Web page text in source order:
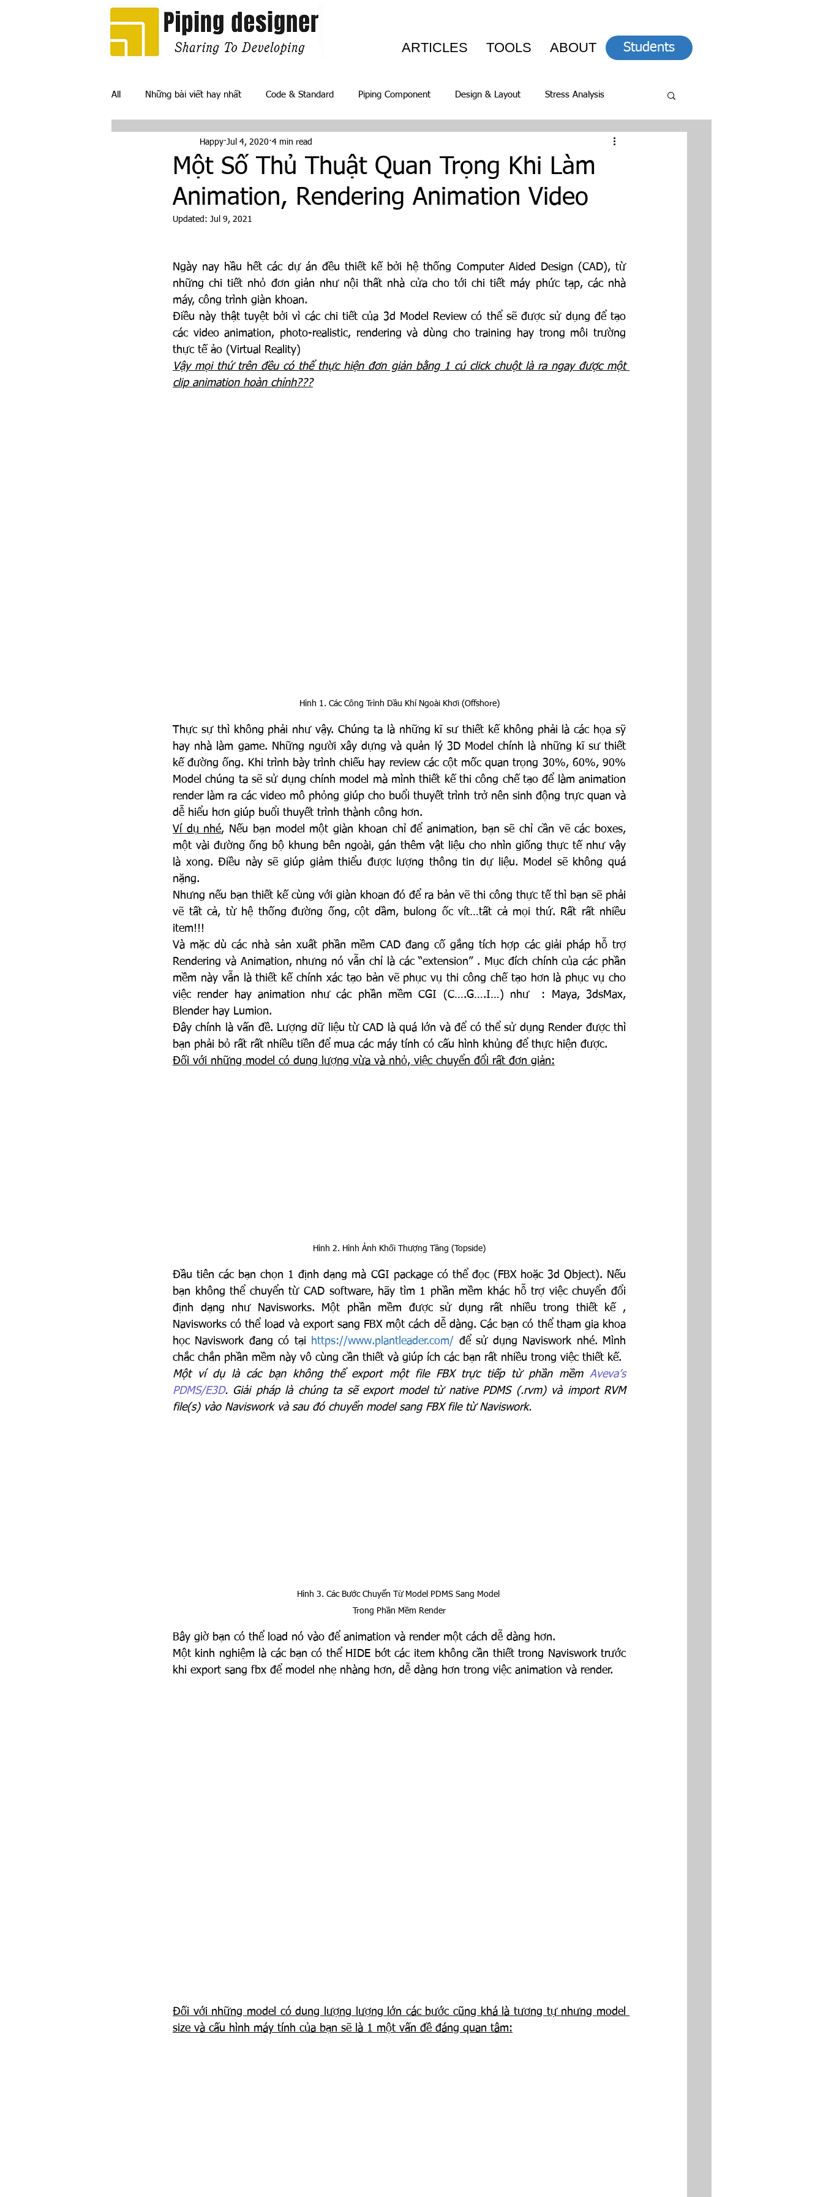
ARTICLES TOOLS ABOUT Students
All Những bài viết hay nhất Code & Standard Piping Component Design & Layout Stress Analysis
Piping Deliverables
Một Số Thủ Thuật Quan Trọng Khi Làm
Animation, Rendering Animation Video
Happy Jul 4, 2020 4 min read
Updated: Jul 9, 2021
Ngày nay hầu hết các dự án đều thiết kế bởi hệ thống Computer Aided Design (CAD), từ
những chi tiết nhỏ đơn giản như nội thất nhà cửa cho tới chi tiết máy phức tạp, các nhà
máy, công trình giàn khoan.
Điều này thật tuyệt bởi vì các chi tiết của 3d Model Review có thể sẽ được sử dụng để tạo
các video animation, photo-realistic, rendering và dùng cho training hay trong môi trường
thực tế ảo (Virtual Reality)
Vậy mọi thứ trên đều có thể thực hiện đơn giản bằng 1 cú click chuột là ra ngay được một
clip animation hoàn chỉnh???
Hình 1. Các Công Trình Dầu Khí Ngoài Khơi (Offshore)
Thực sự thì không phải như vậy. Chúng ta là những kĩ sư thiết kế không phải là các họa sỹ
hay nhà làm game. Những người xây dựng và quản lý 3D Model chính là những kĩ sư thiết
kế đường ống. Khi trình bày trình chiếu hay review các cột mốc quan trọng 30%, 60%, 90%
Model chúng ta sẽ sử dụng chính model mà mình thiết kế thi công chế tạo để làm animation
render làm ra các video mô phỏng giúp cho buổi thuyết trình trở nên sinh động trực quan và
dễ hiểu hơn giúp buổi thuyết trình thành công hơn.
Ví dụ nhé, Nếu bạn model một giàn khoan chỉ để animation, bạn sẽ chỉ cần vẽ các boxes,
một vài đường ống bộ khung bên ngoài, gán thêm vật liệu cho nhìn giống thực tế như vậy
là xong. Điều này sẽ giúp giảm thiểu được lượng thông tin dự liệu. Model sẽ không quá
nặng.
Nhưng nếu bạn thiết kế cùng với giàn khoan đó để ra bản vẽ thi công thực tế thì bạn sẽ phải
vẽ tất cả, từ hệ thống đường ống, cột dầm, bulong ốc vít…tất cả mọi thứ. Rất rất nhiều
item!!!
Và mặc dù các nhà sản xuất phần mềm CAD đang cố gắng tích hợp các giải pháp hỗ trợ
Rendering và Animation, nhưng nó vẫn chỉ là các “extension” . Mục đích chính của các phần
mềm này vẫn là thiết kế chính xác tạo bản vẽ phục vụ thi công chế tạo hơn là phục vụ cho
việc render hay animation như các phần mềm CGI (C….G….I…) như  : Maya, 3dsMax,
Blender hay Lumion.
Đây chính là vấn đề. Lượng dữ liệu từ CAD là quá lớn và để có thể sử dụng Render được thì
bạn phải bỏ rất rất nhiều tiền để mua các máy tính có cấu hình khủng để thực hiện được.
Đối với những model có dung lượng vừa và nhỏ, việc chuyển đổi rất đơn giản:
Hình 2. Hình Ảnh Khối Thượng Tầng (Topside)
Đầu tiên các bạn chọn 1 định dạng mà CGI package có thể đọc (FBX hoặc 3d Object). Nếu
bạn không thể chuyển từ CAD software, hãy tìm 1 phần mềm khác hỗ trợ việc chuyển đổi
định dạng như Navisworks. Một phần mềm được sử dụng rất nhiều trong thiết kế ,
Navisworks có thể load và export sang FBX một cách dễ dàng. Các bạn có thể tham gia khoa
học Naviswork đang có tại https://www.plantleader.com/ để sử dụng Naviswork nhé. Mình
chắc chắn phần mềm này vô cùng cần thiết và giúp ích các bạn rất nhiều trong việc thiết kế.
Một ví dụ là các bạn không thể export một file FBX trực tiếp từ phần mềm Aveva’s
PDMS/E3D. Giải pháp là chúng ta sẽ export model từ native PDMS (.rvm) và import RVM
file(s) vào Naviswork và sau đó chuyển model sang FBX file từ Naviswork.
Hình 3. Các Bước Chuyển Từ Model PDMS Sang Model
Trong Phần Mềm Render
Bây giờ bạn có thể load nó vào để animation và render một cách dễ dàng hơn.
Một kinh nghiệm là các bạn có thể HIDE bớt các item không cần thiết trong Naviswork trước
khi export sang fbx để model nhẹ nhàng hơn, dễ dàng hơn trong việc animation và render.
Đối với những model có dung lượng lượng lớn các bước cũng khá là tương tự nhưng model
size và cấu hình máy tính của bạn sẽ là 1 một vấn đề đáng quan tâm: